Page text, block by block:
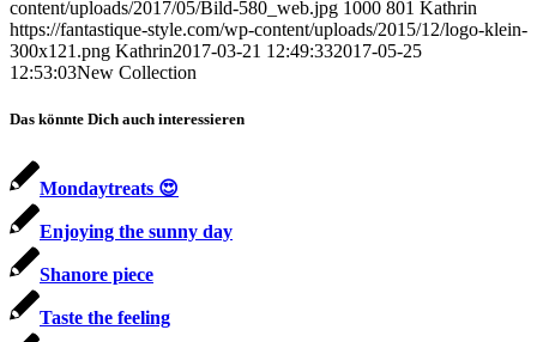
content/uploads/2017/05/Bild-580_web.jpg 1000 801 Kathrin
https://fantastique-style.com/wp-content/uploads/2015/12/logo-klein-
300x121.png Kathrin2017-03-21 12:49:332017-05-25
12:53:03New Collection
Das könnte Dich auch interessieren
Mondaytreats 😍
Enjoying the sunny day
Shanore piece
Taste the feeling